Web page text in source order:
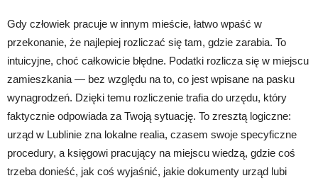
Gdy człowiek pracuje w innym mieście, łatwo wpaść w
przekonanie, że najlepiej rozliczać się tam, gdzie zarabia. To
intuicyjne, choć całkowicie błędne. Podatki rozlicza się w miejscu
zamieszkania — bez względu na to, co jest wpisane na pasku
wynagrodzeń. Dzięki temu rozliczenie trafia do urzędu, który
faktycznie odpowiada za Twoją sytuację. To zresztą logiczne:
urząd w Lublinie zna lokalne realia, czasem swoje specyficzne
procedury, a księgowi pracujący na miejscu wiedzą, gdzie coś
trzeba donieść, jak coś wyjaśnić, jakie dokumenty urząd lubi